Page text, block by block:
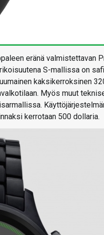
eränä valmistettavan
S-mallissa on
kaksikerroksinen
Myös muut
kerrotaan 500 dollaria.